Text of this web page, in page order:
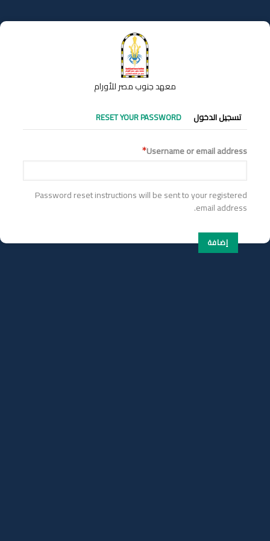
إلى
المحتوى
معهد جنوب مصر للأورام
التبويبات
الأساسية
تسجيل الدخول RESET YOUR PASSWORD
Username or email address
Password reset instructions will be sent to your registered
email address.